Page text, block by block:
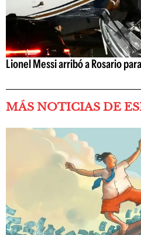
Lionel Messi arribó a Rosario
MÁS NOTICIAS DE